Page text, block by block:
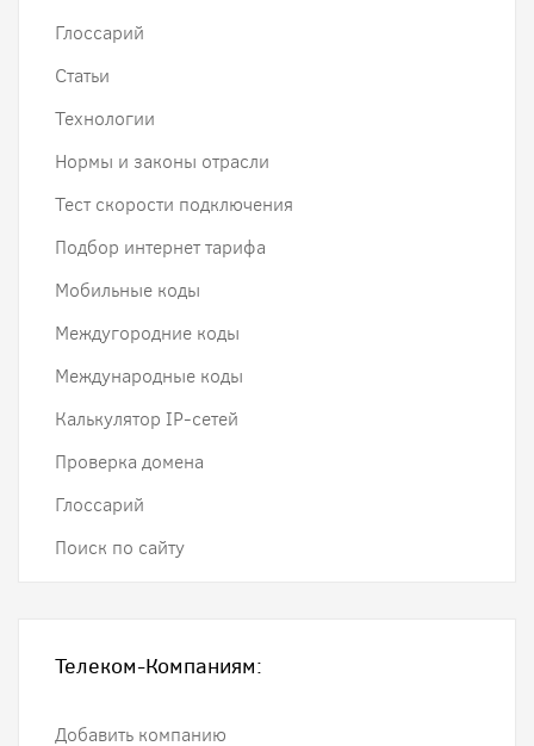
Глоссарий
Статьи
Технологии
Нормы и законы отрасли
Тест скорости подключения
Подбор интернет тарифа
Мобильные коды
Междугородние коды
Международные коды
Калькулятор IP-сетей
Проверка домена
Глоссарий
Поиск по сайту
Телеком-Компаниям:
Добавить компанию